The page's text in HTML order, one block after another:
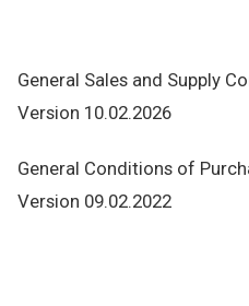
General Sales and Supply
Version 10.02.2026
General Conditions of
Version 09.02.2022